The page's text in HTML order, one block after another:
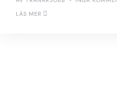
LÄS MER